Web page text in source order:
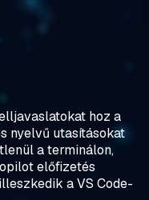
hoz a
nyelvű utasításokat
a terminálon,
előfizetés
a VS Code-